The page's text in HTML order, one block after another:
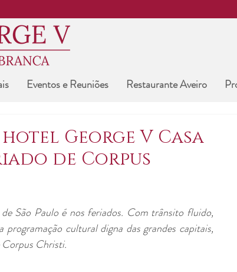
Eventos e Reuniões Restaurante Aveiro
George V Casa
de Corpus
São Paulo é nos feriados. Com trânsito fluido,
cultural digna das grandes capitais,
Christi.